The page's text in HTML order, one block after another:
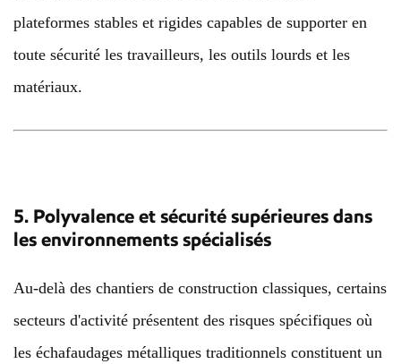
plateformes stables et rigides capables de supporter en
toute sécurité les travailleurs, les outils lourds et les
matériaux.
5. Polyvalence et sécurité supérieures dans
les environnements spécialisés
Au-delà des chantiers de construction classiques, certains
secteurs d'activité présentent des risques spécifiques où
les échafaudages métalliques traditionnels constituent un